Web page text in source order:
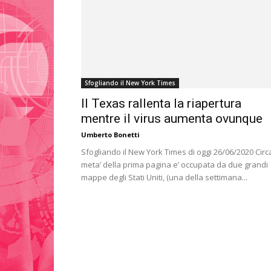
Sfogliando il New York Times
Il Texas rallenta la riapertura
mentre il virus aumenta ovunque
Umberto Bonetti
Sfogliando il New York Times di oggi 26/06/2020
meta’ della prima pagina e’ occupata da due grandi
mappe degli Stati Uniti, (una della settimana...